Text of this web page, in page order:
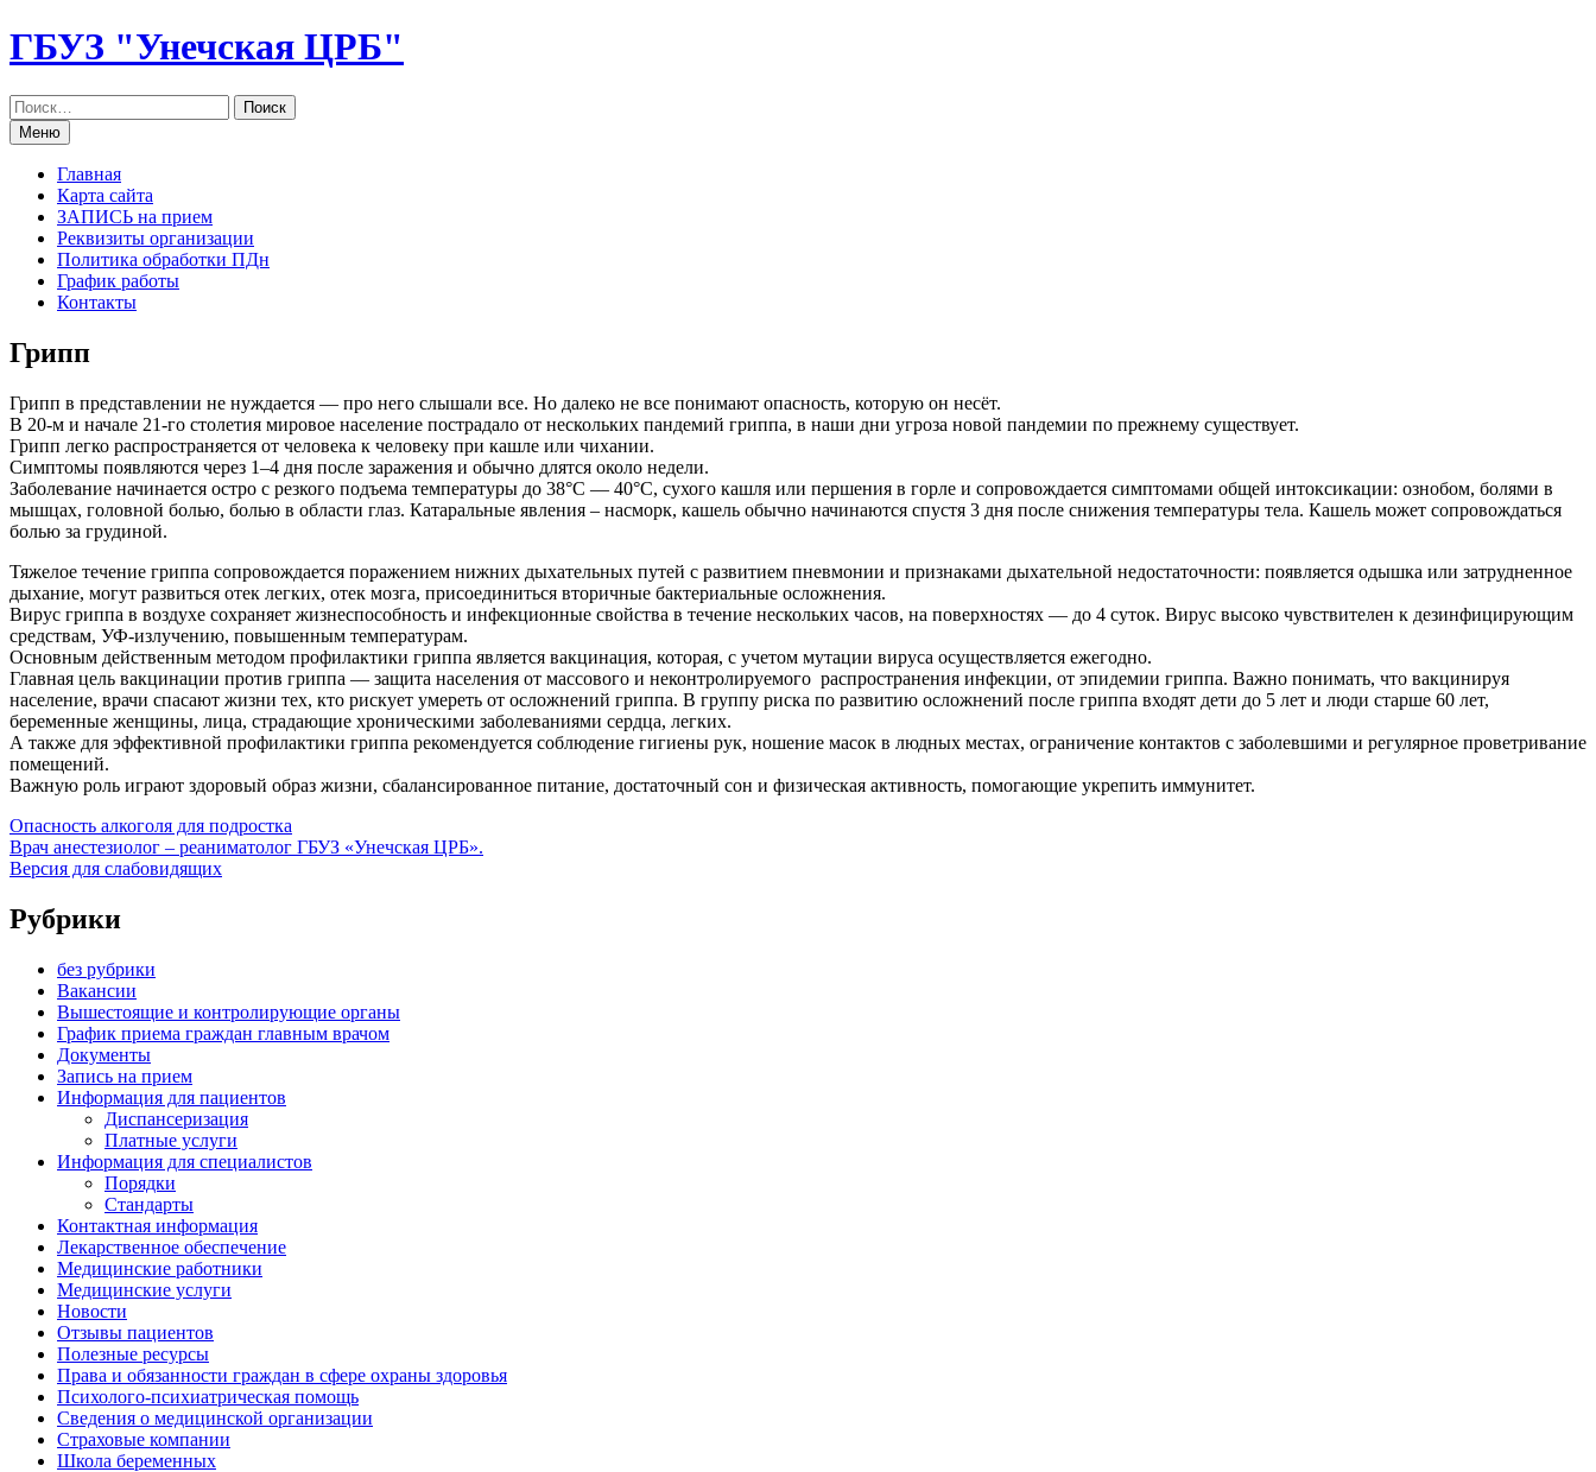
Перейти
к
ГБУЗ "Унечская ЦРБ"
Меню
Главная
Карта сайта
ЗАПИСЬ на прием
Реквизиты организации
Политика обработки ПДн
График работы
Контакты
Грипп
Грипп в представлении не нуждается — про него слышали все. Но далеко не все понимают опасность, которую он несёт.
В 20-м и начале 21-го столетия мировое население пострадало от нескольких пандемий гриппа, в наши дни угроза новой пандемии по прежнему существует.
Грипп легко распространяется от человека к человеку при кашле или чихании.
Симптомы появляются через 1–4 дня после заражения и обычно длятся около недели.
Заболевание начинается остро с резкого подъема температуры до 38°С — 40°С, сухого кашля или першения в горле и сопровождается симптомами общей интоксикации: ознобом, болями в
мышцах, головной болью, болью в области глаз. Катаральные явления – насморк, кашель обычно начинаются спустя 3 дня после снижения температуры тела. Кашель может сопровождаться
болью за грудиной.
Тяжелое течение гриппа сопровождается поражением нижних дыхательных путей с развитием пневмонии и признаками дыхательной недостаточности: появляется одышка или затрудненное
дыхание, могут развиться отек легких, отек мозга, присоединиться вторичные бактериальные осложнения.
Вирус гриппа в воздухе сохраняет жизнеспособность и инфекционные свойства в течение нескольких часов, на поверхностях — до 4 суток. Вирус высоко чувствителен к дезинфицирующим
средствам, УФ-излучению, повышенным температурам.
Основным действенным методом профилактики гриппа является вакцинация, которая, с учетом мутации вируса осуществляется ежегодно.
Главная цель вакцинации против гриппа — защита населения от массового и неконтролируемого распространения инфекции, от эпидемии гриппа. Важно понимать, что вакцинируя
население, врачи спасают жизни тех, кто рискует умереть от осложнений гриппа. В группу риска по развитию осложнений после гриппа входят дети до 5 лет и люди старше 60 лет,
беременные женщины, лица, страдающие хроническими заболеваниями сердца, легких.
А также для эффективной профилактики гриппа рекомендуется соблюдение гигиены рук, ношение масок в людных местах, ограничение контактов с заболевшими и регулярное проветривание
помещений.
Важную роль играют здоровый образ жизни, сбалансированное питание, достаточный сон и физическая активность, помогающие укрепить иммунитет.
Опасность алкоголя для подростка
Врач анестезиолог – реаниматолог ГБУЗ «Унечская ЦРБ».
Версия для слабовидящих
Рубрики
без рубрики
Вакансии
Вышестоящие и контролирующие органы
График приема граждан главным врачом
Документы
Запись на прием
Информация для пациентов
Диспансеризация
Платные услуги
Информация для специалистов
Порядки
Стандарты
Контактная информация
Лекарственное обеспечение
Медицинские работники
Медицинские услуги
Новости
Отзывы пациентов
Полезные ресурсы
Права и обязанности граждан в сфере охраны здоровья
Психолого-психиатрическая помощь
Сведения о медицинской организации
Страховые компании
Школа беременных